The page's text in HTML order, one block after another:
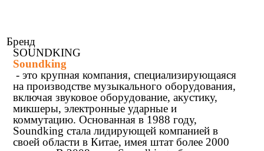
Бренд
SOUNDKING
Soundking
- это крупная компания, специализирующаяся
на производстве музыкального оборудования,
включая звуковое оборудование, акустику,
микшеры, электронные ударные и
коммутацию. Основанная в 1988 году,
Soundking стала лидирующей компанией в
своей области в Китае, имея штат более 2000